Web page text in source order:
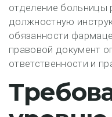
отделение больницы
должностную
обязанности
правовой документ
ответственности и